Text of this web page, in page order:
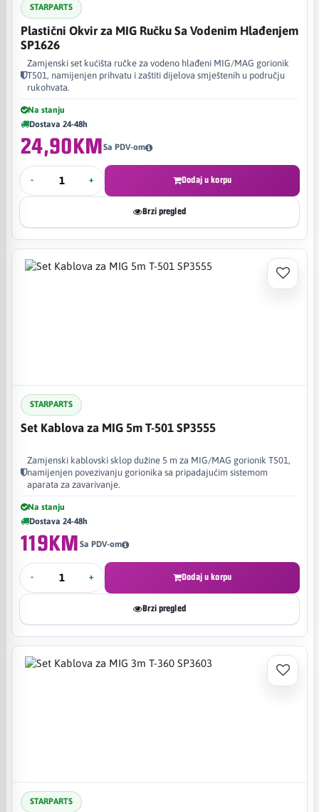
STARPARTS
Plastični Okvir za MIG Ručku Sa Vodenim Hlađenjem
SP1626
Zamjenski set kućišta ručke za vodeno hlađeni MIG/MAG gorionik
T501, namijenjen prihvatu i zaštiti dijelova smještenih u području
rukohvata.
Na stanju
Dostava 24-48h
24,90KMSa PDV-om
- + Dodaj u korpu
Brzi pregled
STARPARTS
Set Kablova za MIG 5m T-501 SP3555
Zamjenski kablovski sklop dužine 5 m za MIG/MAG gorionik T501,
namijenjen povezivanju gorionika sa pripadajućim sistemom
aparata za zavarivanje.
Na stanju
Dostava 24-48h
119KM Sa PDV-om
- + Dodaj u korpu
Brzi pregled
STARPARTS